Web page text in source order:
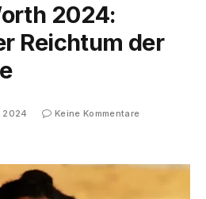
2024:
Reichtum der
2024
Keine Kommentare